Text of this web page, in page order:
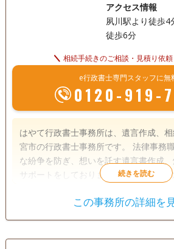
アクセス情報
夙川駅より徒歩4
徒歩6分
相続手続きのご相談・見積り依
e行政書士専門スタッフに無
0120-919-
はやて行政書士事務所は、遺言作成、
宮市の行政書士事務所です。 法律事務職員の経験から、無用
な紛争を防ぎ、想いを託す遺言書作成
サポートをしております。 ◆法務局での遺言書保管制度利用
ポートしております。 おひとりさま・
遺産分割
この事務所の詳細を